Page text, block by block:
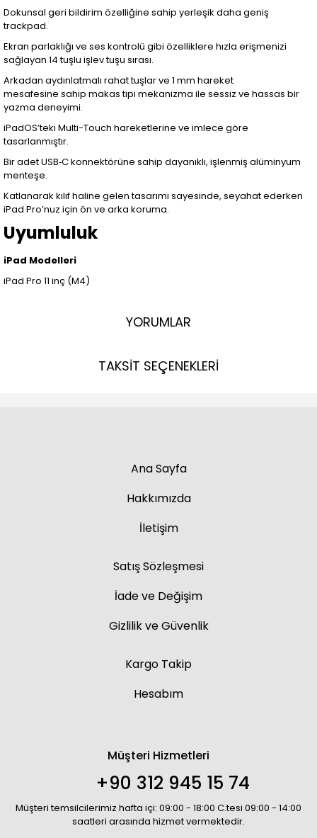
Dokunsal geri bildirim özelliğine sahip yerleşik daha geniş
trackpad.
Ekran parlaklığı ve ses kontrolü gibi özelliklere hızla erişmenizi
sağlayan 14 tuşlu işlev tuşu sırası.
Arkadan aydınlatmalı rahat tuşlar ve 1 mm hareket
mesafesine sahip makas tipi mekanizma ile sessiz ve hassas bir
yazma deneyimi.
iPadOS’teki Multi-Touch hareketlerine ve imlece göre
tasarlanmıştır.
Bir adet USB‑C konnektörüne sahip dayanıklı, işlenmiş alüminyum
menteşe.
Katlanarak kılıf haline gelen tasarımı sayesinde, seyahat ederken
iPad Pro’nuz için ön ve arka koruma.
Uyumluluk
iPad Modelleri
iPad Pro 11 inç (M4)
YORUMLAR
TAKSİT SEÇENEKLERİ
Ana Sayfa
Hakkımızda
İletişim
Satış Sözleşmesi
İade ve Değişim
Gizlilik ve Güvenlik
Kargo Takip
Hesabım
Müşteri Hizmetleri
+90 312 945 15 74
Müşteri temsilcilerimiz hafta içi: 09:00 - 18:00 C.tesi 09:00 - 14:00
saatleri arasında hizmet vermektedir.